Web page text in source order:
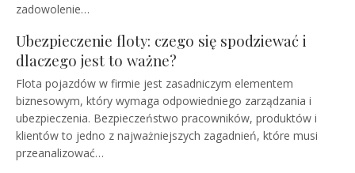
zadowolenie…
Ubezpieczenie floty: czego się spodziewać i
dlaczego jest to ważne?
Flota pojazdów w firmie jest zasadniczym elementem
biznesowym, który wymaga odpowiedniego zarządzania i
ubezpieczenia. Bezpieczeństwo pracowników, produktów i
klientów to jedno z najważniejszych zagadnień, które musi
przeanalizować…